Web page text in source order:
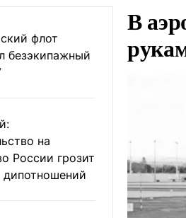
флот
безэкипажный
на
России грозит
В